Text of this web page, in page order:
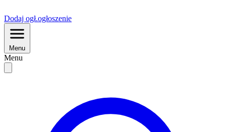
Dodaj ogł.ogłoszenie
Menu
Menu